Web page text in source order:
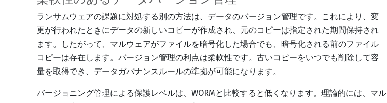
ランサムウェアの課題に対処する別の方法は、データのバージョン管理です。これにより、変
更が行われたときにデータの新しいコピーが作成され、元のコピーは指定された期間保持され
ます。したがって、マルウェアがファイルを暗号化した場合でも、暗号化される前のファイル
コピーは存在します。バージョン管理の利点は柔軟性です。古いコピーをいつでも削除して容
量を取得でき、データガバナンスルールの準拠が可能になります。
バージョニング管理による保護レベルは、WORMと比較すると低くなります。理論的には、マル